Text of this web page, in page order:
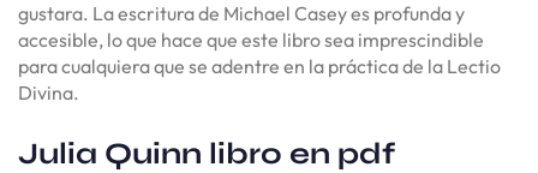
gustara. La escritura de Michael Casey es profunda y
accesible, lo que hace que este libro sea imprescindible
para cualquiera que se adentre en la práctica de la Lectio
Divina.
Julia Quinn libro en pdf